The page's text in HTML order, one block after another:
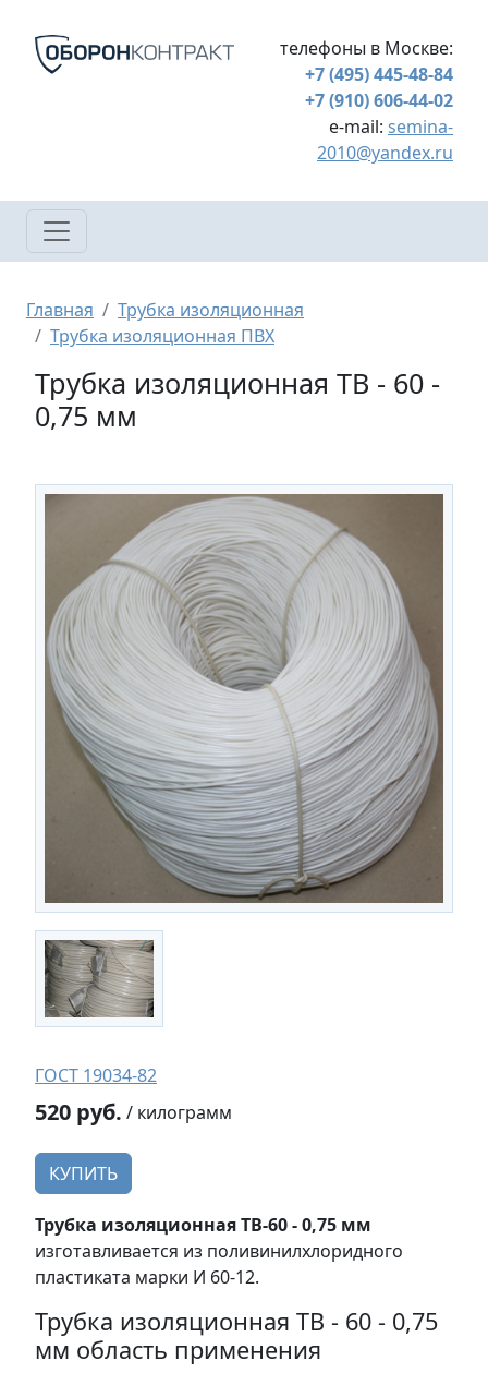
телефоны в Москве:
+7 (495) 445-48-84
+7 (910) 606-44-02
e-mail: semina-
2010@yandex.ru
Строка навигации
Главная
Трубка изоляционная
Трубка изоляционная ПВХ
Трубка изоляционная ТВ - 60 -
0,75 мм
ГОСТ 19034-82
520 руб. / килограмм
КУПИТЬ
Трубка изоляционная ТВ-60 - 0,75 мм
изготавливается из поливинилхлоридного
пластиката марки И 60-12.
Трубка изоляционная ТВ - 60 - 0,75
мм область применения